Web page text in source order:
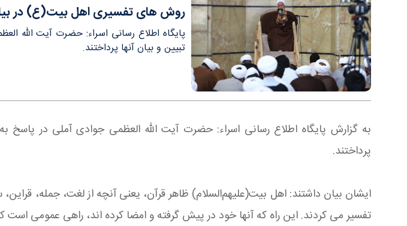
روش های تفسیری اهل بیت(ع) در
پایگاه اطلاع رسانی اسراء: حضرت آیت الله
تبیین و بیان آنها پرداختند.
به گزارش پایگاه اطلاع رسانی اسراء: حضرت آیت الله العظمی جوادی آملی در
پرداختند.
ایشان بیان داشتند: اهل بیت(علیهم‌السلام) ظاهر قرآن، یعنی آنچه از لغت، جمله،
تفسیر می‏ كردند. این راه كه آنها خود در پیش گرفته و امضا كرده‏ اند، راهی عمومی است